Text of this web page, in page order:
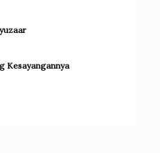
Kesayangannya